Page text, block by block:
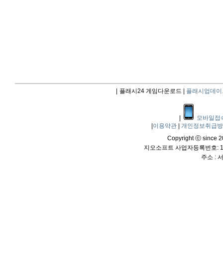
플래시24 게임다운로드 | 플래시업데이
모바일접
이용약관
개인정보취급
Copyright ⓒ since
지오소프트 사업자등록번호:
주소 :